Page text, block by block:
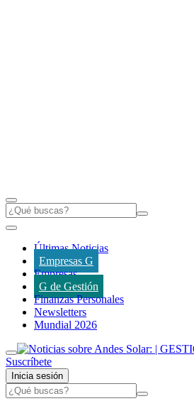
Últimas Noticias
Empresas G
Empresas
G de Gestión
Finanzas Personales
Newsletters
Mundial 2026
Suscríbete
Inicia sesión